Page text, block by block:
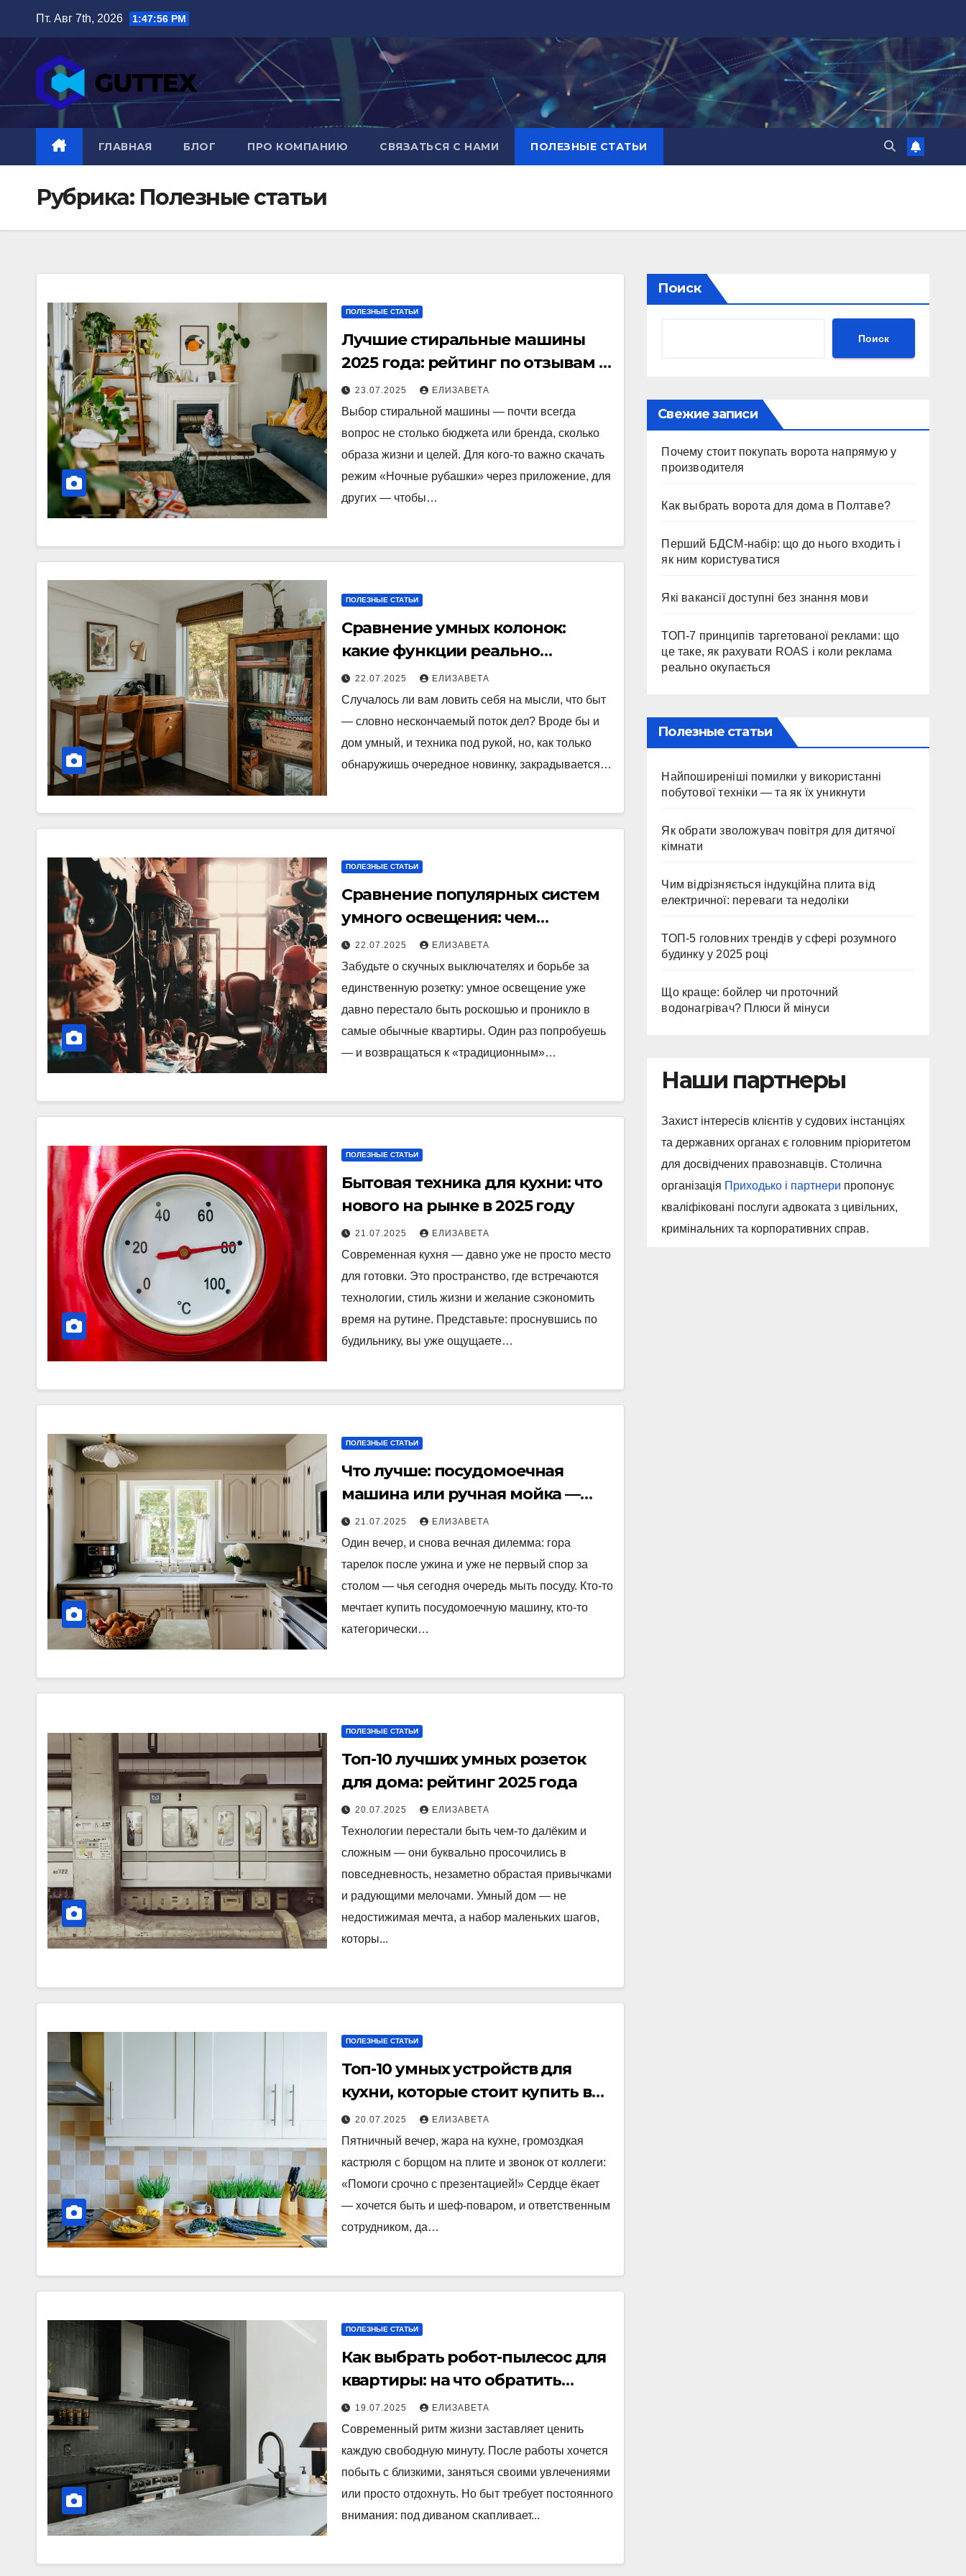
содержимому
Пт. Авг 7th, 2026 1:47:58 PM
ГЛАВНАЯ БЛОГ ПРО КОМПАНИЮ СВЯЗАТЬСЯ С НАМИ ПОЛЕЗНЫЕ СТАТЬИ
Рубрика: Полезные статьи
ПОЛЕЗНЫЕ СТАТЬИ
Лучшие стиральные машины
2025 года: рейтинг по отзывам и
характеристикам
23.07.2025 ЕЛИЗАВЕТА
Выбор стиральной машины — почти всегда
вопрос не столько бюджета или бренда, сколько
образа жизни и целей. Для кого-то важно скачать
режим «Ночные рубашки» через приложение, для
других — чтобы…
ПОЛЕЗНЫЕ СТАТЬИ
Сравнение умных колонок:
какие функции реально
полезны
22.07.2025 ЕЛИЗАВЕТА
Случалось ли вам ловить себя на мысли, что быт
— словно нескончаемый поток дел? Вроде бы и
дом умный, и техника под рукой, но, как только
обнаружишь очередное новинку, закрадывается…
ПОЛЕЗНЫЕ СТАТЬИ
Сравнение популярных систем
умного освещения: чем
отличаются и какую выбрать
22.07.2025 ЕЛИЗАВЕТА
Забудьте о скучных выключателях и борьбе за
единственную розетку: умное освещение уже
давно перестало быть роскошью и проникло в
самые обычные квартиры. Один раз попробуешь
— и возвращаться к «традиционным»…
ПОЛЕЗНЫЕ СТАТЬИ
Бытовая техника для кухни: что
нового на рынке в 2025 году
21.07.2025 ЕЛИЗАВЕТА
Современная кухня — давно уже не просто место
для готовки. Это пространство, где встречаются
технологии, стиль жизни и желание сэкономить
время на рутине. Представьте: проснувшись по
будильнику, вы уже ощущаете…
ПОЛЕЗНЫЕ СТАТЬИ
Что лучше: посудомоечная
машина или ручная мойка —
плюсы и минусы
21.07.2025 ЕЛИЗАВЕТА
Один вечер, и снова вечная дилемма: гора
тарелок после ужина и уже не первый спор за
столом — чья сегодня очередь мыть посуду. Кто-то
мечтает купить посудомоечную машину, кто-то
категорически…
ПОЛЕЗНЫЕ СТАТЬИ
Топ-10 лучших умных розеток
для дома: рейтинг 2025 года
20.07.2025 ЕЛИЗАВЕТА
Технологии перестали быть чем-то далёким и
сложным — они буквально просочились в
повседневность, незаметно обрастая привычками
и радующими мелочами. Умный дом — не
недостижимая мечта, а набор маленьких шагов,
которы...
ПОЛЕЗНЫЕ СТАТЬИ
Топ-10 умных устройств для
кухни, которые стоит купить в
2025
20.07.2025 ЕЛИЗАВЕТА
Пятничный вечер, жара на кухне, громоздкая
кастрюля с борщом на плите и звонок от коллеги:
«Помоги срочно с презентацией!» Сердце ёкает
— хочется быть и шеф-поваром, и ответственным
сотрудником, да…
ПОЛЕЗНЫЕ СТАТЬИ
Как выбрать робот-пылесос для
квартиры: на что обратить
внимание в 2025 году
19.07.2025 ЕЛИЗАВЕТА
Современный ритм жизни заставляет ценить
каждую свободную минуту. После работы хочется
побыть с близкими, заняться своими увлечениями
или просто отдохнуть. Но быт требует постоянного
внимания: под диваном скапливает...
Поиск
Поиск
Свежие записи
Почему стоит покупать ворота напрямую у
производителя
Как выбрать ворота для дома в Полтаве?
Перший БДСМ-набір: що до нього входить і
як ним користуватися
Які вакансії доступні без знання мови
ТОП-7 принципів таргетованої реклами: що
це таке, як рахувати ROAS і коли реклама
реально окупається
Полезные статьи
Найпоширеніші помилки у використанні
побутової техніки — та як їх уникнути
Як обрати зволожувач повітря для дитячої
кімнати
Чим відрізняється індукційна плита від
електричної: переваги та недоліки
ТОП-5 головних трендів у сфері розумного
будинку у 2025 році
Що краще: бойлер чи проточний
водонагрівач? Плюси й мінуси
Наши партнеры
Захист інтересів клієнтів у судових інстанціях
та державних органах є головним пріоритетом
для досвідчених правознавців. Столична
організація Приходько і партнери пропонує
кваліфіковані послуги адвоката з цивільних,
кримінальних та корпоративних справ.